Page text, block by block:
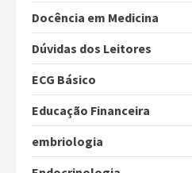
Docência em Medicina
Dúvidas dos Leitores
ECG Básico
Educação Financeira
embriologia